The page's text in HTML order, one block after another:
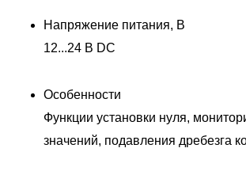
Напряжение питания, В
12...24 В DC
Особенности
Функции установки нуля,
значений, подавления дребезга